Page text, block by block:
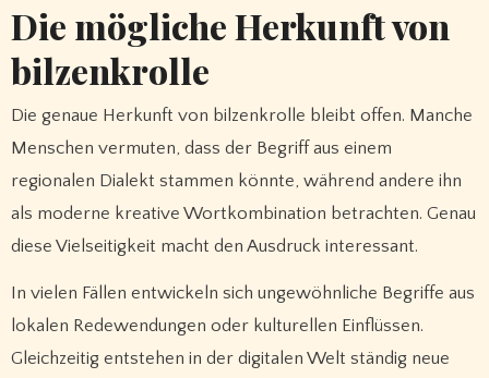
Die mögliche Herkunft von
bilzenkrolle
Die genaue Herkunft von bilzenkrolle bleibt offen. Manche
Menschen vermuten, dass der Begriff aus einem
regionalen Dialekt stammen könnte, während andere ihn
als moderne kreative Wortkombination betrachten. Genau
diese Vielseitigkeit macht den Ausdruck interessant.
In vielen Fällen entwickeln sich ungewöhnliche Begriffe aus
lokalen Redewendungen oder kulturellen Einflüssen.
Gleichzeitig entstehen in der digitalen Welt ständig neue